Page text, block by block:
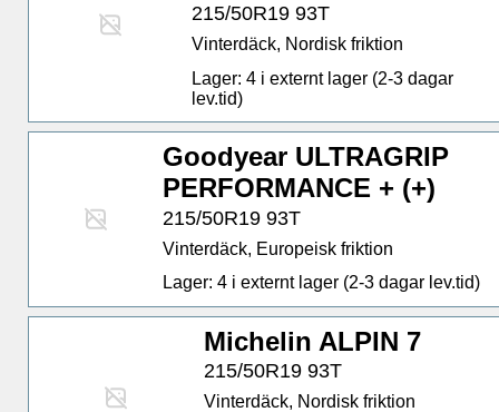
215/50R19 93T
Vinterdäck, Nordisk friktion
Lager: 4 i externt lager (2-3 dagar
lev.tid)
Goodyear ULTRAGRIP
PERFORMANCE + (+)
215/50R19 93T
Vinterdäck, Europeisk friktion
Lager: 4 i externt lager (2-3 dagar lev.tid)
Michelin ALPIN 7
215/50R19 93T
Vinterdäck, Nordisk friktion